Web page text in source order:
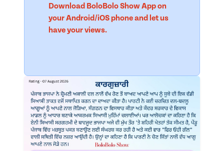
Download BoloBolo Show App on
your Android/iOS phone and let us
have your views.